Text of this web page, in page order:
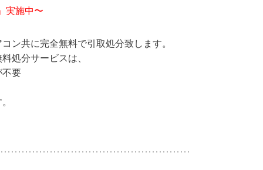
実施中〜
ン共に完全無料で引取処分致します。
処分サービスは、
不要